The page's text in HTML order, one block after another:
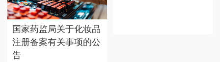
国家药监局关于化妆品
注册备案有关事项的公
告